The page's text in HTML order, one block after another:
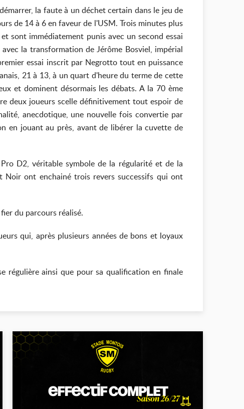
la faute à un déchet certain dans le jeu de
de 14 à 6 en faveur de l'USM. Trois minutes plus
sont immédiatement punis avec un second essai
la transformation de Jérôme Bosviel, impérial
essai inscrit par Negrotto tout en puissance
21 à 13, à un quart d'heure du terme de cette
et dominent désormais les débats. A la 70 ème
deux joueurs scelle définitivement tout espoir de
anecdotique, une nouvelle fois convertie par
en jouant au près, avant de libérer la cuvette de
D2, véritable symbole de la régularité et de la
Noir ont enchainé trois revers successifs qui ont
du parcours réalisé.
qui, après plusieurs années de bons et loyaux
régulière ainsi que pour sa qualification en finale